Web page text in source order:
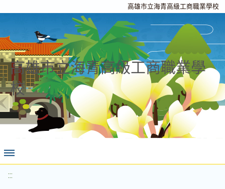
高雄市立海青高級工商職業學校
高雄市立海青高級工商職業學
校
:::